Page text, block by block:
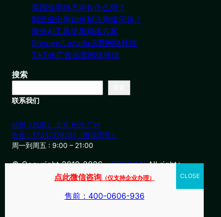
美国住宅静态IP有什么用？
制造业出海如何解决网络问题？
海外AI工具使用网络方案
Shopee/Lazada运营网络环境
TikTok广告运营网络环境
搜索
联系我们
杭州（总部） 北京 长沙 广州
合作：17357178761（微信同号）
周一到周五 : 9:00 – 21:00
© Copyright 2019-2026・OSDWANAll rights
点此微信咨询 （仅支持企业办理）
售前：400-0606-936